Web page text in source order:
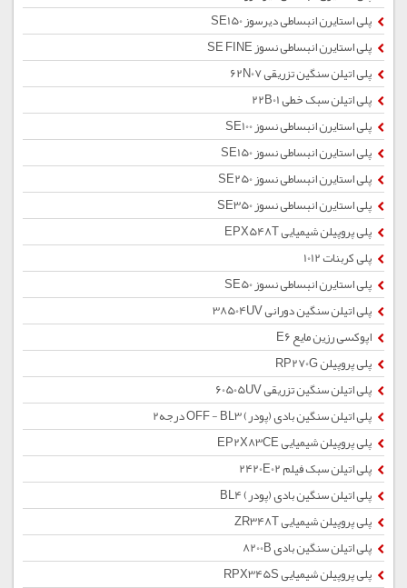
پلی استایرن انبساطی دیرسوز SE150
پلی استایرن انبساطی نسوز SE FINE
پلی اتیلن سنگین تزریقی 62N07
پلی اتیلن سبک خطی 22B01
پلی استایرن انبساطی نسوز SE100
پلی استایرن انبساطی نسوز SE150
پلی استایرن انبساطی نسوز SE250
پلی استایرن انبساطی نسوز SE350
پلی پروپیلن شیمیایی EPX548T
پلی کربنات 1012
پلی استایرن انبساطی نسوز SE50
پلی اتیلن سنگین دورانی 38504UV
اپوکسی رزین مایع E6
پلی پروپیلن RP270G
پلی اتیلن سنگین تزریقی 60505UV
پلی اتیلن سنگین بادی (پودر) OFF - BL3 درجه2
پلی پروپیلن شیمیایی EP2X83CE
پلی اتیلن سبک فیلم 2420E02
پلی اتیلن سنگین بادی (پودر) BL4
پلی پروپیلن شیمیایی ZR348T
پلی اتیلن سنگین بادی 8200B
پلی پروپیلن شیمیایی RPX345S